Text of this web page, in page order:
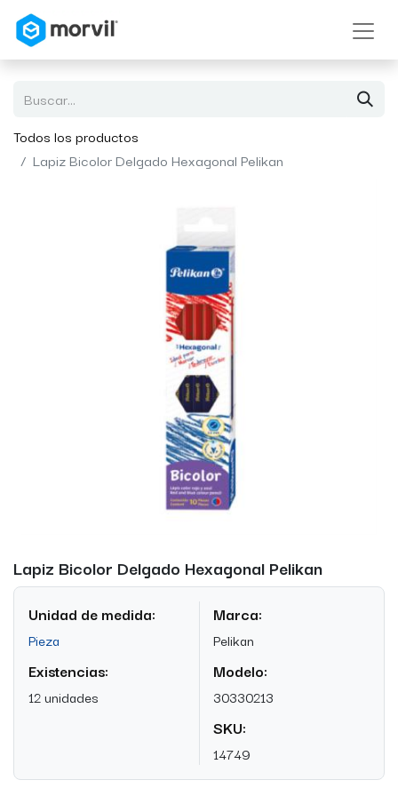
Todos los productos
Lapiz Bicolor Delgado Hexagonal Pelikan
Lapiz Bicolor Delgado Hexagonal Pelikan
Unidad de medida:
Pieza
Existencias:
12 unidades
Marca:
Pelikan
Modelo:
30330213
SKU:
14749